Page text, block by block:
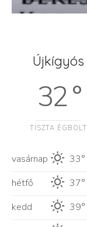
Újkígyós
32 °
TISZTA ÉGBOLT
vasárnap 33°
hétfő
37°
kedd
39°